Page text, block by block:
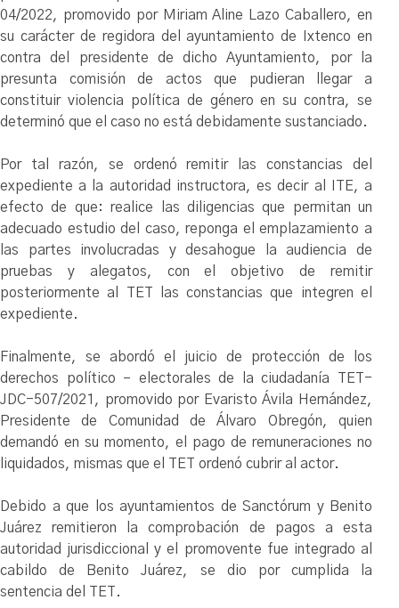
04/2022, promovido por Miriam Aline Lazo Caballero, en
su carácter de regidora del ayuntamiento de Ixtenco en
contra del presidente de dicho Ayuntamiento, por la
presunta comisión de actos que pudieran llegar a
constituir violencia política de género en su contra, se
determinó que el caso no está debidamente sustanciado.
Por tal razón, se ordenó remitir las constancias del
expediente a la autoridad instructora, es decir al ITE, a
efecto de que: realice las diligencias que permitan un
adecuado estudio del caso, reponga el emplazamiento a
las partes involucradas y desahogue la audiencia de
pruebas y alegatos, con el objetivo de remitir
posteriormente al TET las constancias que integren el
expediente.
Finalmente, se abordó el juicio de protección de los
derechos político – electorales de la ciudadanía TET-
JDC-507/2021, promovido por Evaristo Ávila Hernández,
Presidente de Comunidad de Álvaro Obregón, quien
demandó en su momento, el pago de remuneraciones no
liquidados, mismas que el TET ordenó cubrir al actor.
Debido a que los ayuntamientos de Sanctórum y Benito
Juárez remitieron la comprobación de pagos a esta
autoridad jurisdiccional y el promovente fue integrado al
cabildo de Benito Juárez, se dio por cumplida la
sentencia del TET.